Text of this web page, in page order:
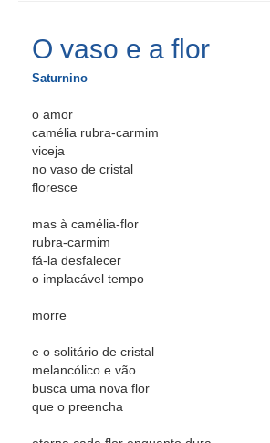
O vaso e a flor
Saturnino
o amor
camélia rubra-carmim
viceja
no vaso de cristal
floresce
mas à camélia-flor
rubra-carmim
fá-la desfalecer
o implacável tempo
morre
e o solitário de cristal
melancólico e vão
busca uma nova flor
que o preencha